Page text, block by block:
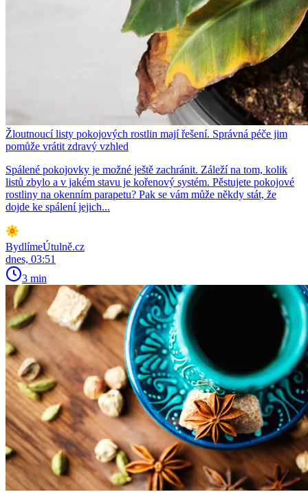
Žloutnoucí listy pokojových rostlin mají řešení. Správná péče jim
pomůže vrátit zdravý vzhled
Spálené pokojovky je možné ještě zachránit. Záleží na tom, kolik
listů zbylo a v jakém stavu je kořenový systém. Pěstujete pokojové
rostliny na okenním parapetu? Pak se vám může někdy stát, že
dojde ke spálení jejich...
BydlímeÚtulně.cz
dnes, 03:51
3 min